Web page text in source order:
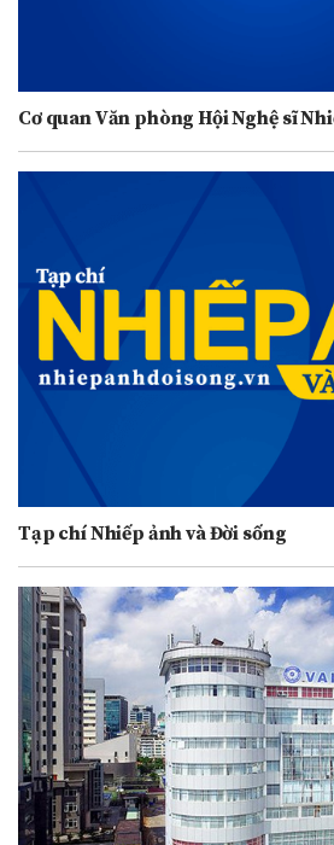
Cơ quan Văn phòng Hội Nghệ sĩ
Tạp chí Nhiếp ảnh và Đời sống